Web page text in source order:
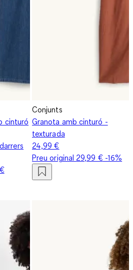
cinturó
Conjunts
Granota amb cinturó -
texturada
24,99 €
Preu original 29,99 €-16%